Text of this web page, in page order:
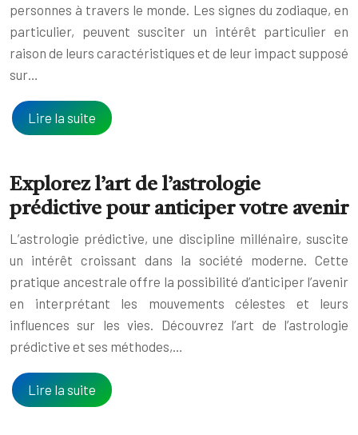
personnes à travers le monde. Les signes du zodiaque, en
particulier, peuvent susciter un intérêt particulier en
raison de leurs caractéristiques et de leur impact supposé
sur…
Lire la suite
Explorez l’art de l’astrologie
prédictive pour anticiper votre avenir
L’astrologie prédictive, une discipline millénaire, suscite
un intérêt croissant dans la société moderne. Cette
pratique ancestrale offre la possibilité d’anticiper l’avenir
en interprétant les mouvements célestes et leurs
influences sur les vies. Découvrez l’art de l’astrologie
prédictive et ses méthodes,…
Lire la suite